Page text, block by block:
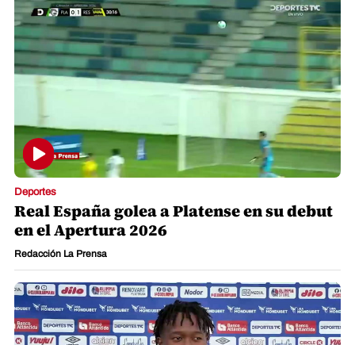
Deportes
Real España golea a Platense en su debut
en el Apertura 2026
Redacción La Prensa